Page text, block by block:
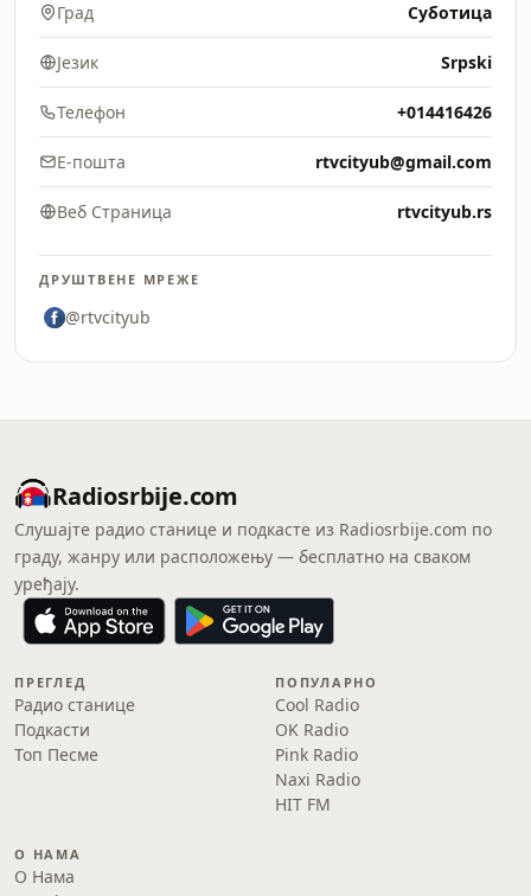
Град Суботица
Језик Srpski
Телефон +014416426
Е-пошта rtvcityub@gmail.com
Веб Страница rtvcityub.rs
ДРУШТВЕНЕ МРЕЖЕ
@rtvcityub
Radiosrbije.com
Слушајте радио станице и подкасте из Radiosrbije.com по
граду, жанру или расположењу — бесплатно на сваком
уређају.
ПРЕГЛЕД
Радио станице
Подкасти
Топ Песме
ПОПУЛАРНО
Cool Radio
OK Radio
Pink Radio
Naxi Radio
HIT FM
О НАМА
О Нама